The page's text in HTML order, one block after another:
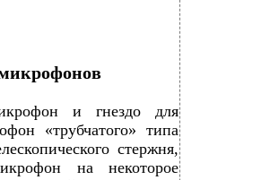
и гнездо для
«трубчатого» типа
стержня,
на некоторое